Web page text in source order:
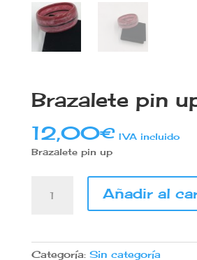
Brazalete pin
12,00€ IVA incluido
Brazalete pin up
Añadir al
Categoría: Sin categoría